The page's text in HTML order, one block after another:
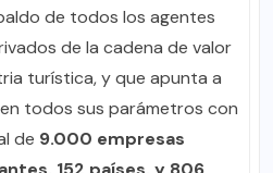
de todos los agentes
de la cadena de valor
turística, y que apunta a
todos sus parámetros con
de 9.000 empresas